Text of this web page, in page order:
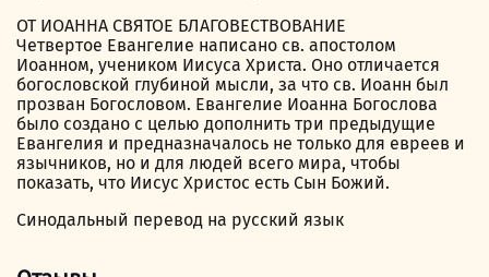
ОТ ИОАННА СВЯТОЕ БЛАГОВЕСТВОВАНИЕ
Четвертое Евангелие написано св. апостолом
Иоанном, учеником Иисуса Христа. Оно отличается
богословской глубиной мысли, за что св. Иоанн был
прозван Богословом. Евангелие Иоанна Богослова
было создано с целью дополнить три предыдущие
Евангелия и предназначалось не только для евреев и
язычников, но и для людей всего мира, чтобы
показать, что Иисус Христос есть Сын Божий.
Синодальный перевод на русский язык